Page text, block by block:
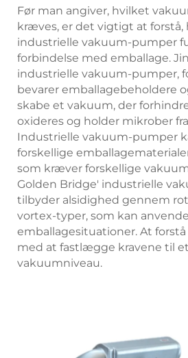
Før man angiver, hvilket
kræves, er det vigtigt at forstå,
industrielle vakuum-pumper
forbindelse med emballage.
industrielle vakuum-pumper,
bevarer emballagebeholdere
skabe et vakuum, der
oxideres og holder mikrober
Industrielle vakuum-pumper
forskellige
som kræver forskellige
Golden Bridge' industrielle
tilbyder alsidighed gennem
vortex-typer, som kan
emballagesituationer. At
med at fastlægge kravene til
vakuumniveau.